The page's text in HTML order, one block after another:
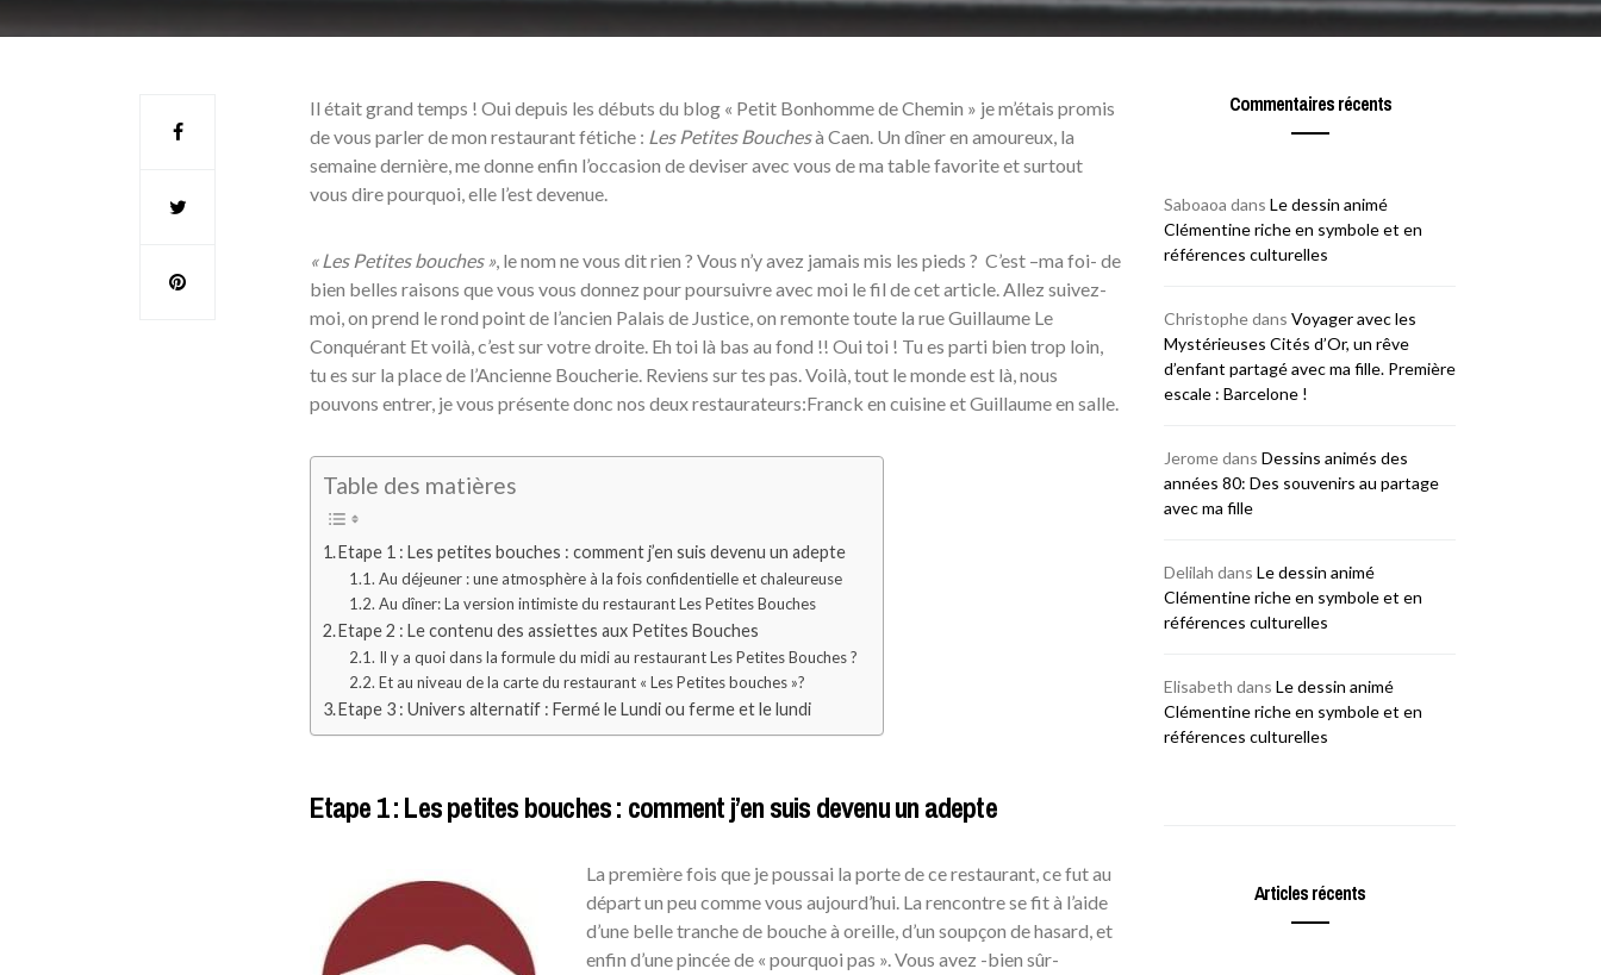
Il était grand temps ! Oui depuis les débuts du blog « Petit Bonhomme de Chemin » je m’étais promis
de vous parler de mon restaurant fétiche : Les Petites Bouchesà Caen. Un dîner en amoureux, la
semaine dernière, me donne enfin l’occasion de deviser avec vous de ma table favorite et surtout
vous dire pourquoi, elle l’est devenue.
« Les Petites bouches », le nom ne vous dit rien ? Vous n’y avez jamais mis les pieds ? C’est –ma foi- de
bien belles raisons que vous vous donnez pour poursuivre avec moi le fil de cet article. Allez suivez-
moi, on prend le rond point de l’ancien Palais de Justice, on remonte toute la rue Guillaume Le
Conquérant Et voilà, c’est sur votre droite. Eh toi là bas au fond !! Oui toi ! Tu es parti bien trop loin,
tu es sur la place de l’Ancienne Boucherie. Reviens sur tes pas. Voilà, tout le monde est là, nous
pouvons entrer, je vous présente donc nos deux restaurateurs:Franck en cuisine et Guillaume en salle.
Table des matières
Etape 1 : Les petites bouches : comment j’en suis devenu un adepte
Au déjeuner : une atmosphère à la fois confidentielle et chaleureuse
Au dîner: La version intimiste du restaurant Les Petites Bouches
Etape 2 : Le contenu des assiettes aux Petites Bouches
Il y a quoi dans la formule du midi au restaurant Les Petites Bouches ?
Et au niveau de la carte du restaurant « Les Petites bouches »?
Etape 3 : Univers alternatif : Fermé le Lundi ou ferme et le lundi
Etape 1 : Les petites bouches : comment j’en suis devenu un adepte
La première fois que je poussai la porte de ce restaurant, ce fut au
départ un peu comme vous aujourd’hui. La rencontre se fit à l’aide
d’une belle tranche de bouche à oreille, d’un soupçon de hasard, et
enfin d’une pincée de « pourquoi pas ». Vous avez -bien sûr-
Commentaires récents
Saboaoa dans Le dessin animé
Clémentine riche en symbole et en
références culturelles
Christophedans Voyager avec les
Mystérieuses Cités d’Or, un rêve
d’enfant partagé avec ma fille. Première
escale : Barcelone !
Jeromedans Dessins animés des
années 80: Des souvenirs au partage
avec ma fille
Delilah dans Le dessin animé
Clémentine riche en symbole et en
références culturelles
Elisabeth dans Le dessin animé
Clémentine riche en symbole et en
références culturelles
Articles récents